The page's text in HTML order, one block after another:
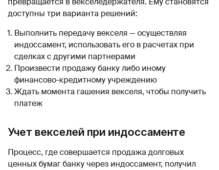
доступны три варианта решений:
Выполнить передачу векселя — осуществляя
индоссамент, использовать его в расчетах при
сделках с другими партнерами
Произвести продажу банку либо иному
финансово-кредитному учреждению
Ждать момента гашения векселя, чтобы получить
платеж
Учет векселей при индоссаменте
Процесс, где совершается продажа долговых
ценных бумаг банку через индоссамент, получил